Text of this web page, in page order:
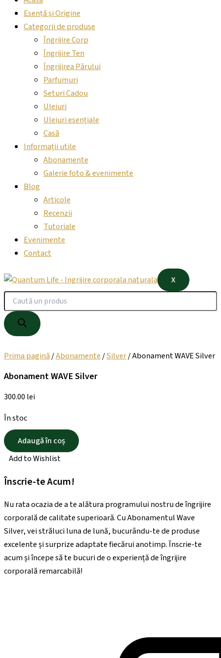
Esență și Origine
Categorii de produse
Îngrijire Corp
Îngrijire Ten
Îngrijirea Părului
Parfumuri
Seturi Cadou
Uleiuri
Uleiuri esențiale
Casă
Informații utile
Abonamente
Galerie foto & evenimente
Blog
Articole
Recenzii
Tutoriale
Evenimente
Contact
X
Prima pagină /Abonamente /Silver/ Abonament WAVE Silver
Abonament WAVE Silver
300.00 lei
În stoc
Adaugă în coș
Add to Wishlist
Înscrie-te Acum!
Nu rata ocazia de a te alătura programului nostru de îngrijire
corporală de calitate superioară. Cu Abonamentul Wave
Silver, vei străluci luna de lună, bucurându-te de produse
excelente și surprize adaptate fiecărui anotimp. Înscrie-te
acum și începe să te bucuri de o experiență de îngrijire
corporală remarcabilă!